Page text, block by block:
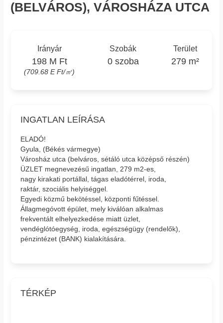
(BELVÁROS), VÁROSHÁZA UTCA
Irányár
198 M Ft
(709.68 E Ft/㎡)
Szobák
0 szoba
Terület
279 m²
INGATLAN LEÍRÁSA
ELADÓ!
Gyula, (Békés vármegye)
Városház utca (belváros, sétáló utca középső részén)
ÜZLET megnevezésű ingatlan, 279 m2-es,
nagy kirakati portállal, tágas eladótérrel, iroda,
raktár, szociális helyiséggel.
Egyedi közmű bekötéssel, központi fűtéssel.
Állagmegóvott épület, mely kiválóan alkalmas
frekventált elhelyezkedése miatt üzlet,
vendéglótóegység, iroda, egészségügy (rendelők),
pénzintézet (BANK) kialakítására.
TÉRKÉP